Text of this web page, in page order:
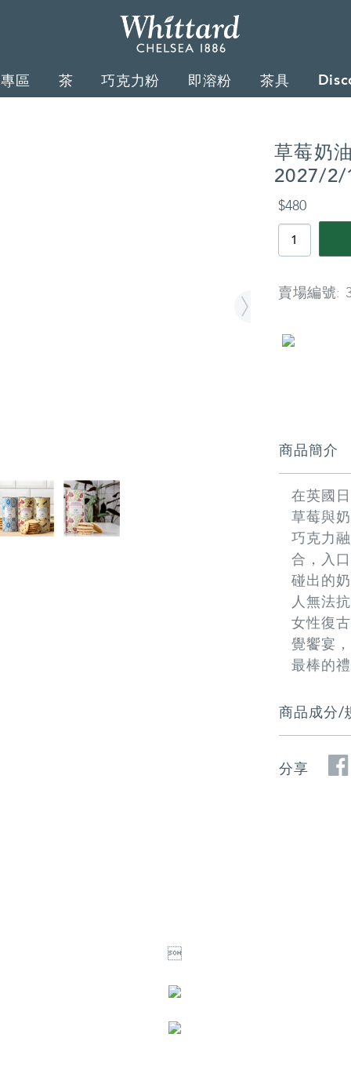
Chelsea
區 茶 巧克力粉 即溶粉 茶具
草莓奶
2027/2/
詳
情
$480
PRODUCT
ACTIONS
賣場編號:
商
品
商品簡介
在英國
草莓與
巧克力
合，入
碰出的
人無法
女性復
覺饗宴
最棒的禮
商品成分/
分享
